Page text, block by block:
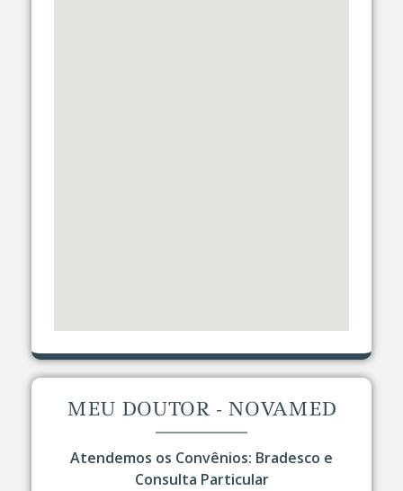
MEU DOUTOR - NOVAMED
​Atendemos os Convênios: Bradesco e
Consulta Particular